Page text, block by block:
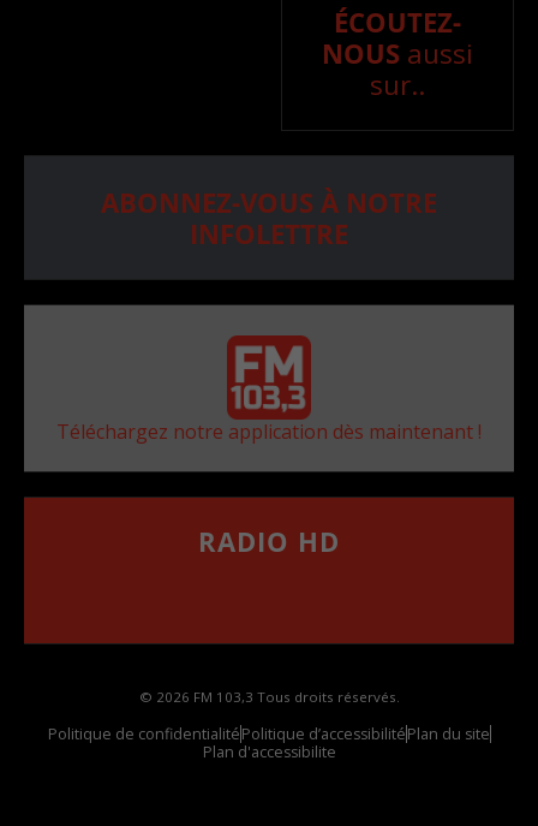
ÉCOUTEZ-
NOUS aussi
sur..
ABONNEZ-VOUS À NOTRE
INFOLETTRE
Téléchargez notre application dès maintenant !
RADIO HD
© 2026 FM 103,3 Tous droits réservés.
Politique de confidentialitéPolitique d’accessibilitéPlan du site
Plan d'accessibilite